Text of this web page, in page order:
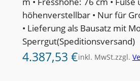
höhenverstellbar • Nur für
• Lieferung als Bausatz mit
Sperrgut(Speditionsversand)
4.387,53 €inkl. MwSt.zzgl.